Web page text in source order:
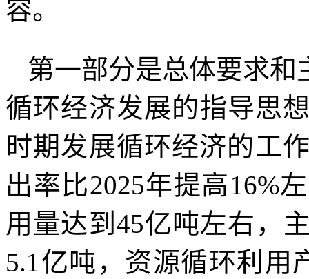
容。
第一部分是总体要求和
循环经济发展的指导思
时期发展循环经济的工
出率比2025年提高16%
用量达到45亿吨左右，
5.1亿吨，资源循环利用